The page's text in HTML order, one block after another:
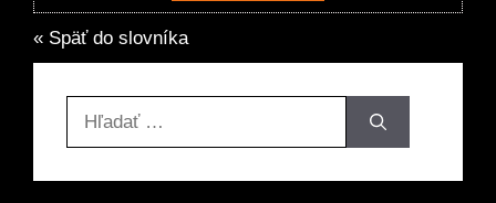
« Späť do slovníka